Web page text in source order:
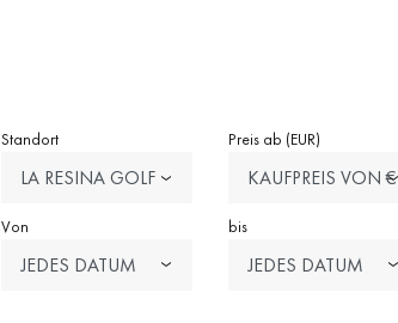
Standort
LA RESINA GOLF
Preis ab (EUR)
KAUFPREIS VON €
Von
JEDES DATUM
bis
JEDES DATUM